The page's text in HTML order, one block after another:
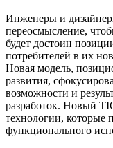
Инженеры и
переосмысление,
будет достоин
потребителей в их
Новая модель,
развития,
возможности и
разработок. Новый
технологии, которые
функционального